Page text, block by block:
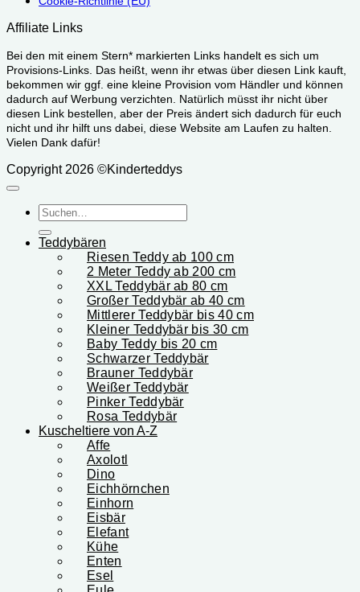
Affiliate Links
Bei den mit einem Stern* markierten Links handelt es sich um
Provisions-Links. Das heißt, wenn ihr etwas über diesen Link kauft,
bekommen wir ggf. eine kleine Provision vom Händler und können
dadurch auf Werbung verzichten. Natürlich müsst ihr nicht über
diesen Link bestellen, aber der Preis ändert sich dadurch für euch
nicht und ihr hilft uns dabei, diese Website am Laufen zu halten.
Vielen Dank dafür!
Copyright 2026 ©Kinderteddys
Suchen
nach:
Teddybären
Riesen Teddy ab 100 cm
2 Meter Teddy ab 200 cm
XXL Teddybär ab 80 cm
Großer Teddybär ab 40 cm
Mittlerer Teddybär bis 40 cm
Kleiner Teddybär bis 30 cm
Baby Teddy bis 20 cm
Schwarzer Teddybär
Brauner Teddybär
Weißer Teddybär
Pinker Teddybär
Rosa Teddybär
Kuscheltiere von A-Z
Affe
Axolotl
Dino
Eichhörnchen
Einhorn
Eisbär
Elefant
Kühe
Enten
Esel